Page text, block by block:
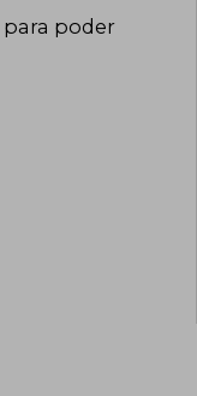
para poder